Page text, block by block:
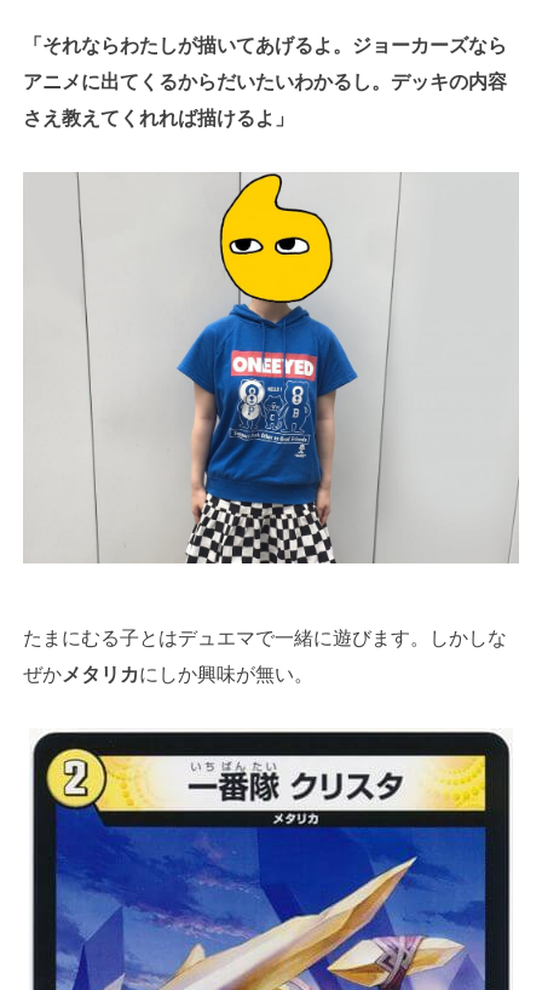
「それならわたしが描いてあげるよ。ジョーカーズなら
アニメに出てくるからだいたいわかるし。デッキの内容
さえ教えてくれれば描けるよ」
たまにむる子とはデュエマで一緒に遊びます。しかしな
ぜかメタリカにしか興味が無い。